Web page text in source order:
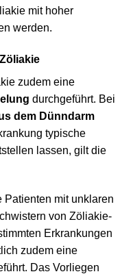
mit hoher
werden.
zudem eine
durchgeführt. Bei
dem Dünndarm
typische
lassen, gilt die
mit unklaren
von Zöliakie-
Erkrankungen
zudem eine
Das Vorliegen